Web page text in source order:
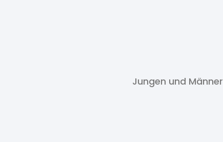
Jungen und Männer